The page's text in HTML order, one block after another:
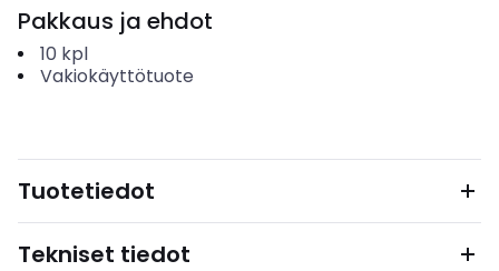
Pakkaus ja ehdot
10 kpl
Vakiokäyttötuote
Tuotetiedot
Tekniset tiedot